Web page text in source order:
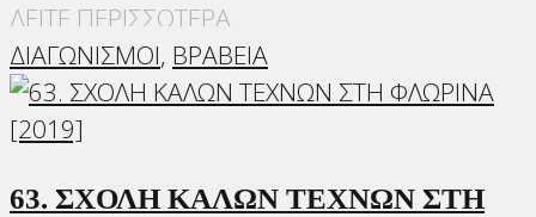
ΔΕΙΤΕ ΠΕΡΙΣΣΟΤΕΡΑ
ΔΙΑΓΩΝΙΣΜΟΙ, ΒΡΑΒΕΙΑ
63. ΣΧΟΛΗ ΚΑΛΩΝ ΤΕΧΝΩΝ ΣΤΗ